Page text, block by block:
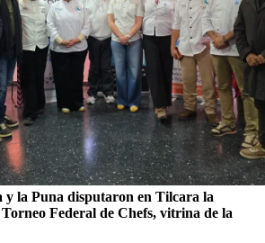
y la Puna disputaron en Tilcara la
Federal de Chefs, vitrina de la